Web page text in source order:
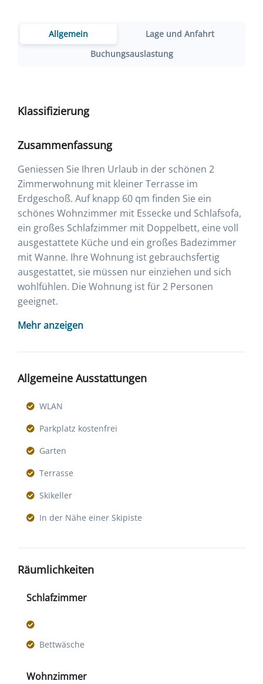
Allgemein
Lage und Anfahrt
Buchungsauslastung
Klassifizierung
Zusammenfassung
Geniessen Sie Ihren Urlaub in der schönen 2
Zimmerwohnung mit kleiner Terrasse im
Erdgeschoß. Auf knapp 60 qm finden Sie ein
schönes Wohnzimmer mit Essecke und Schlafsofa,
ein großes Schlafzimmer mit Doppelbett, eine voll
ausgestattete Küche und ein großes Badezimmer
mit Wanne. Ihre Wohnung ist gebrauchsfertig
ausgestattet, sie müssen nur einziehen und sich
wohlfühlen. Die Wohnung ist für 2 Personen
geeignet.
Mehr anzeigen
Allgemeine Ausstattungen
WLAN
Parkplatz kostenfrei
Garten
Terrasse
Skikeller
In der Nähe einer Skipiste
Räumlichkeiten
Schlafzimmer
Bettwäsche
Wohnzimmer